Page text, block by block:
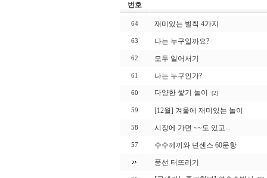
번호
64 재미있는 벌칙 4가지
63 나는 누구일까요?
62 모두 일어서기
61 나는 누구인가?
60 다양한 쌓기 놀이 [2]
59 [12월] 겨울에 재미있는 놀이
58 시장에 가면 ~~도 있고...
57 수수께끼와 넌센스 60문항
풍선 터뜨리기